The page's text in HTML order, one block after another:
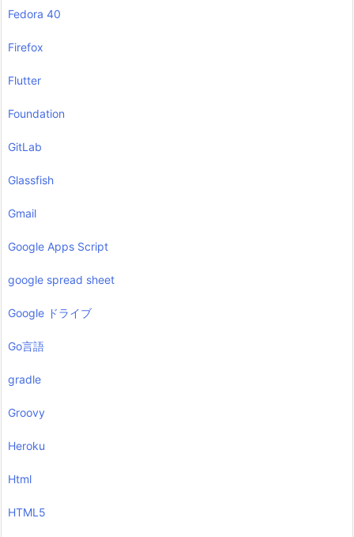
Fedora 40
Firefox
Flutter
Foundation
GitLab
Glassfish
Gmail
Google Apps Script
google spread sheet
Google ドライブ
Go言語
gradle
Groovy
Heroku
Html
HTML5